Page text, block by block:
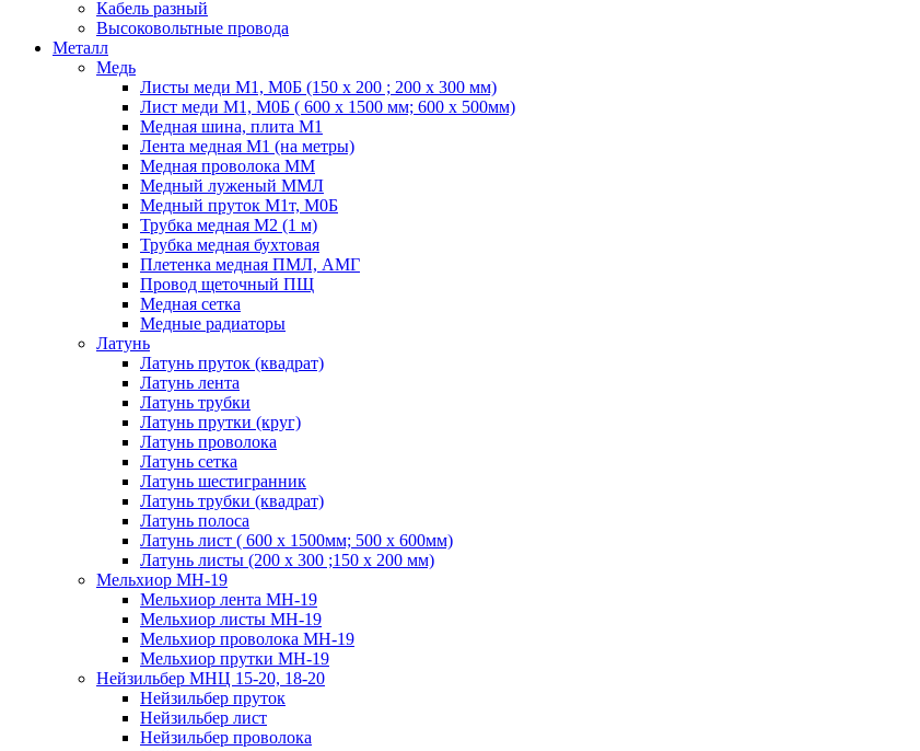
Кабель разный
Высоковольтные провода
Металл
Медь
Листы меди М1, М0Б (150 х 200 ; 200 х 300 мм)
Лист меди М1, М0Б ( 600 х 1500 мм; 600 х 500мм)
Медная шина, плита М1
Лента медная М1 (на метры)
Медная проволока ММ
Медный луженый ММЛ
Медный пруток М1т, М0Б
Трубка медная М2 (1 м)
Трубка медная бухтовая
Плетенка медная ПМЛ, АМГ
Провод щеточный ПЩ
Медная сетка
Медные радиаторы
Латунь
Латунь пруток (квадрат)
Латунь лента
Латунь трубки
Латунь прутки (круг)
Латунь проволока
Латунь сетка
Латунь шестигранник
Латунь трубки (квадрат)
Латунь полоса
Латунь лист ( 600 х 1500мм; 500 х 600мм)
Латунь листы (200 х 300 ;150 х 200 мм)
Мельхиор МН-19
Мельхиор лента МН-19
Мельхиор листы МН-19
Мельхиор проволока МН-19
Мельхиор прутки МН-19
Нейзильбер МНЦ 15-20, 18-20
Нейзильбер пруток
Нейзильбер лист
Нейзильбер проволока